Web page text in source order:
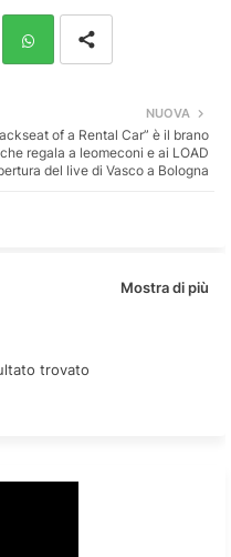
ats
NUOVA
of a Rental Car” è il brano
che regala a leomeconi e ai LOAD
del live di Vasco a Bologna
Mostra di più
trovato